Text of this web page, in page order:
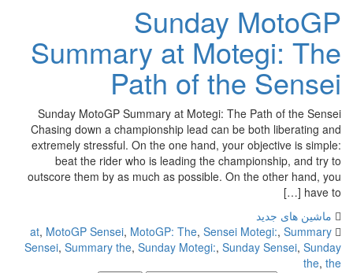
Sunday MotoGP
Summary at Motegi: The
Path of the Sensei
Sunday MotoGP Summary at Motegi: The Path of the Sensei
Chasing down a championship lead can be both liberating and
extremely stressful. On the one hand, your objective is simple:
beat the rider who is leading the championship, and try to
outscore them by as much as possible. On the other hand, you
have to […]
ماشین های جدید
at,MotoGP Sensei,MotoGP: The,Sensei Motegi:,Summary
Sensei,Summary the,Sunday Motegi:,Sunday Sensei,Sunday
the,the